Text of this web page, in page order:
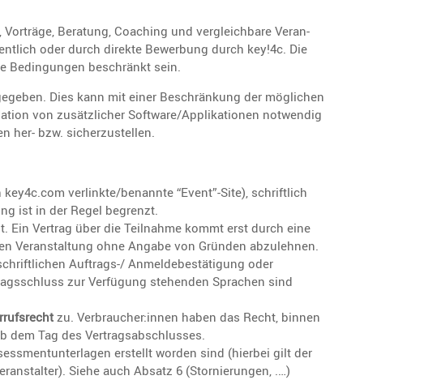
Beratung, Coaching und vergleich­bare Veran­
oder durch direkte Bewer­bung durch key!4c. Die
Bedin­gungen beschränkt sein.
Dies kann mit einer Beschrän­kung der mögli­chen
von zusätz­li­cher Software/Applikationen notwendig
her- bzw. sicherzustellen.
verlinkte/benannte “Event”-Site), schrift­lich
ist in der Regel begrenzt.
Vertrag über die Teilnahme kommt erst durch eine
Veran­stal­tung ohne Angabe von Gründen abzulehnen.
Auftrags-/ Anmel­de­be­stä­ti­gung oder
zur Verfü­gung stehenden Sprachen sind
zu. Verbraucher:innen haben das Recht, binnen
dem Tag des Vertrags­ab­schlusses.
erstellt worden sind (hierbei gilt der
Siehe auch Absatz 6 (Stornie­rungen, .…)